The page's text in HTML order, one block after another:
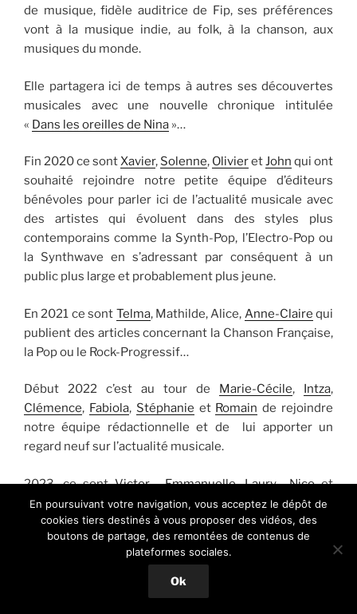
de musique, fidèle auditrice de Fip, ses préférences
vont à la musique indie, au folk, à la chanson, aux
musiques du monde.
Elle partagera ici de temps à autres ses découvertes
musicales avec une nouvelle chronique intitulée
« Dans les oreilles de Nina »…
Fin 2020 ce sontXavier, Solenne, OlivieretJohn qui ont
souhaité rejoindre notre petite équipe d’éditeurs
bénévoles pour parler ici de l’actualité musicale avec
des artistes qui évoluent dans des styles plus
contemporains comme la Synth-Pop, l’Electro-Pop ou
la Synthwave en s’adressant par conséquent à un
public plus large et probablement plus jeune.
En 2021 ce sont Telma, Mathilde, Alice, Anne-Claire qui
publient des articles concernant la Chanson Française,
la Pop ou le Rock-Progressif…
Début 2022 c’est au tour de Marie-Cécile, Intza,
Clémence, Fabiola, Stéphanie et Romain de rejoindre
notre équipe rédactionnelle et de lui apporter un
regard neuf sur l’actualité musicale.
2023, ce sontVictor,Emmanuelle,Laury Nicoet
Guillaumequi ont souhaité apporter leur pierre à
l’édifice.
nous a rejoint début 2024 suivi par
au
printemps. Novembre 2024 nous accueillons
En poursuivant votre navigation, vous acceptez le dépôt de
cookies tiers destinés à vous proposer des vidéos, des
boutons de partage, des remontées de contenus de
plateformes sociales.
Ok